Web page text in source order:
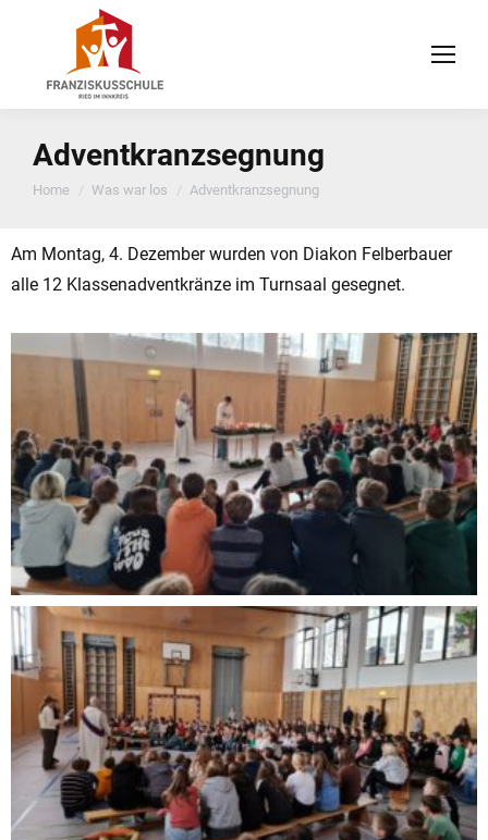
Adventkranzsegnung
You are here:
Home Was war los Adventkranzsegnung
Am Montag, 4. Dezember wurden von Diakon Felberbauer
alle 12 Klassenadventkränze im Turnsaal gesegnet.